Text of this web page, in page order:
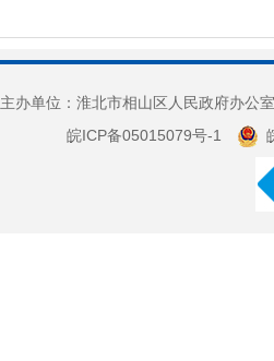
主办单位：淮北市相山区人民政府办
皖ICP备05015079号-1